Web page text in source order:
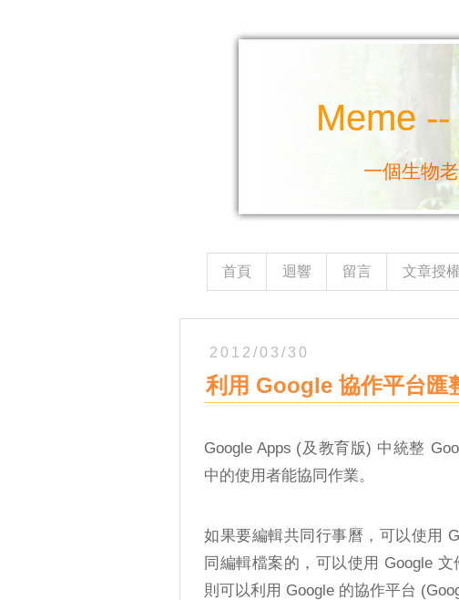
Meme
一個生物
首頁 迴響 留言 文章授權
2012/03/30
利用 Google 協作平台匯
Google Apps (及教育版) 中統整
中的使用者能協同作業。
如果要編輯共同行事曆，可以使用
同編輯檔案的，可以使用 Google
則可以利用 Google 的協作平台